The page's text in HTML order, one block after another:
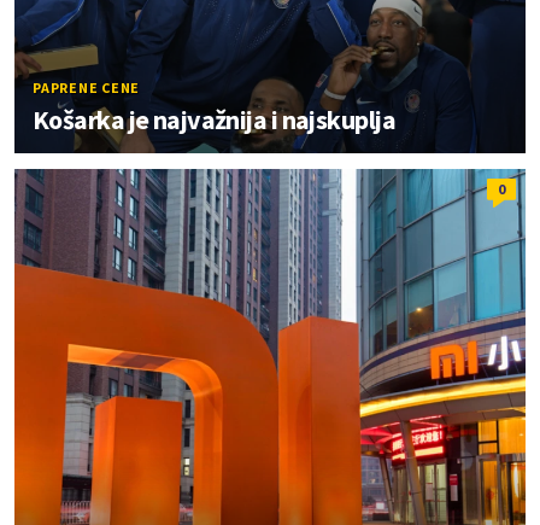
PAPRENE CENE
Košarka je najvažnija i najskuplja
0